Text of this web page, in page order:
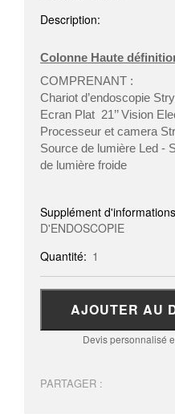
Description:
Colonne Haute
COMPRENANT :
Chariot d’endoscopie
Ecran Plat 21’’ Vision
Processeur et camera
Source de lumière Led -
de lumière froide
Supplément
D'ENDOSCOPIE
Quantité: 1
AJOUTER AU
Devis personnalisé
PARTAGER :